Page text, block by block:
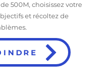
500M, choisissez votre
et récoltez de